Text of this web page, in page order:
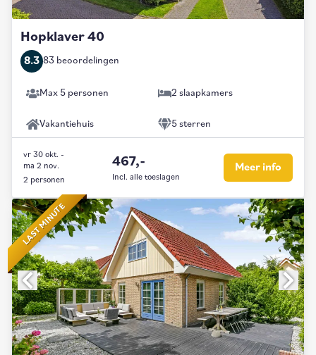
Hopklaver 40
8.3 83 beoordelingen
Max 5 personen 2 slaapkamers
Vakantiehuis 5 sterren
467,-
Incl. alle toeslagen
vr 30 okt. -
ma 2 nov.
2 personen
Meer info
LAST MINUTE